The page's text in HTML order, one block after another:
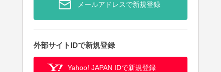
メールアドレスで新規登録
外部サイトIDで新規登録
Yahoo! JAPAN IDで新規登録